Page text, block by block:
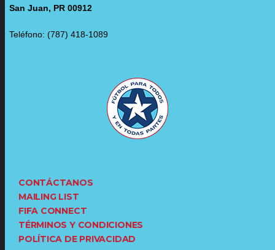
San Juan, PR 00912
Teléfono: (787) 418-1089
CONTÁCTANOS
MAILING LIST
FIFA CONNECT
TÉRMINOS Y CONDICIONES
POLÍTICA DE PRIVACIDAD